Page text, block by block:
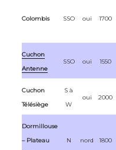
Colombis SSO oui 1700
Cuchon
Antenne
SSO oui 1550
Cuchon
Télésiège
S à
W
oui 2000
Dormillouse
– Plateau
N nord 1800